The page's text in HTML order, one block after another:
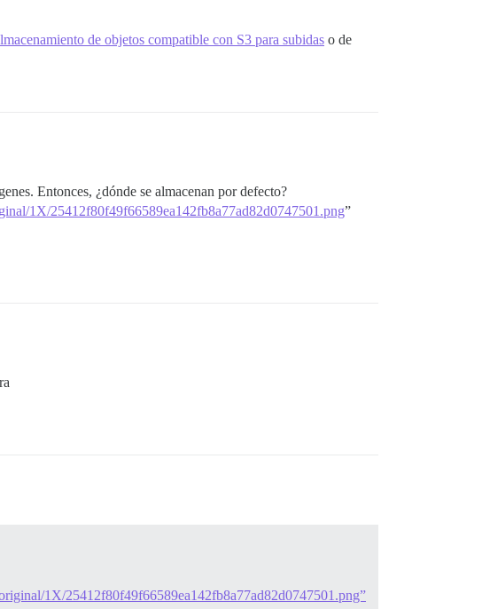
de objetos compatible con S3 para subidas o de
Entonces, ¿dónde se almacenan por defecto?
1X/25412f80f49f66589ea142fb8a77ad82d0747501.png”
1X/25412f80f49f66589ea142fb8a77ad82d0747501.png”